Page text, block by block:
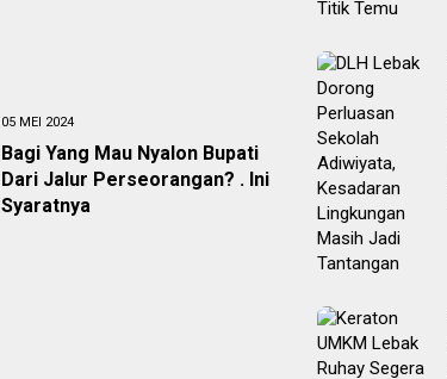
05 MEI 2024
Bagi Yang Mau Nyalon Bupati
Dari Jalur Perseorangan? . Ini
Syaratnya